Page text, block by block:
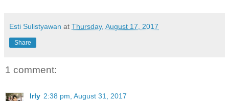
Esti Sulistyawan at Thursday, August 17, 2017
Share
1 comment:
Irly 2:38 pm, August 31, 2017